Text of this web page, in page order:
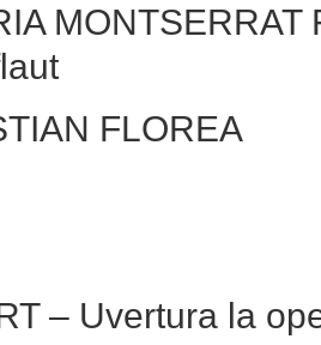
FLOREA
– Uvertura la